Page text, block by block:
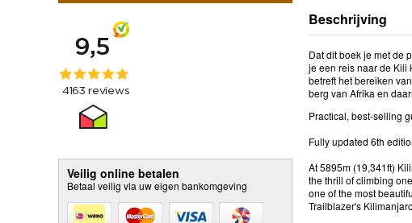
Veilig online betalen
Betaal veilig via uw eigen bankomgeving
Beschrijving
Dat dit boek je met de
je een reis naar de Kili
betreft het bereiken
berg van Afrika en
Practical, best-selling
Fully updated 6th
At 5895m (19,341ft)
the thrill of climbing
one of the most
Trailblazer's